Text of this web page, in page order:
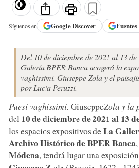
Síguenos en GoogleDiscover
Del 10 de diciembre de 2021 al 13
Galería BPER Banca acogerá la
vaghissimi. Giuseppe Zola y el
por Lucia Peruzzi.
Paesi vaghissimi. GiuseppeZola y la
del 10 de diciembre de 2021 al 13
los espacios expositivos deLa
Archivo Histórico de BPER Banca
Módena, tendrá lugar una